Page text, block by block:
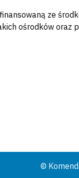
ze
ośrodków oraz
©